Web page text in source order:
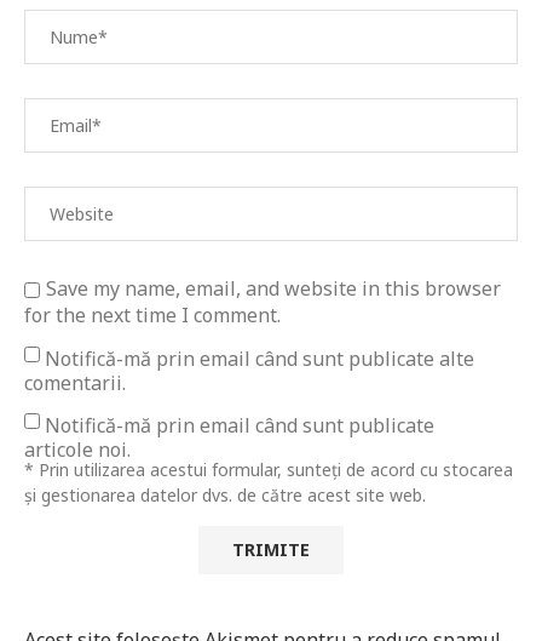
Save my name, email, and website in this browser
for the next time I comment.
Notifică-mă prin email când sunt publicate alte
comentarii.
Notifică-mă prin email când sunt publicate
articole noi.
* Prin utilizarea acestui formular, sunteți de acord cu stocarea
și gestionarea datelor dvs. de către acest site web.